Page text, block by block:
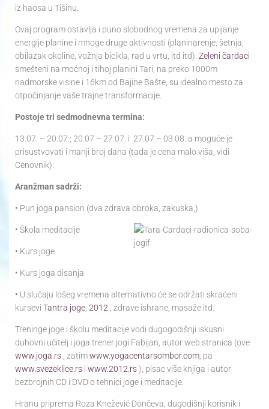
iz haosa u Tišinu.
Ovaj program ostavlja i puno slobodnog vremena za upijanje
energije planine i mnoge druge aktivnosti (planinarenje, šetnja,
obilazak okoline, vožnja bicikla, rad u vrtu, itd itd). Zeleni čardaci
smešteni na moćnoj i tihoj planini Tari, na preko 1000m
nadmorske visine i 16km od Bajine Bašte, su idealno mesto za
otpočinjanje vaše trajne transformacije.
Postoje tri sedmodnevna termina:
13.07. – 20.07.; 20.07 – 27.07. i 27.07 – 03.08. a moguće je
prisustvovati i manji broj dana (tada je cena malo viša, vidi
Cenovnik).
Aranžman sadrži:
• Pun joga pansion (dva zdrava obroka, zakuska,)
• Škola meditacije
• Kurs joge
• Kurs joga disanja
• U slučaju lošeg vremena alternativno će se održati skraćeni
kursevi Tantra joge 2012. , zdrave ishrane, masaže itd.
Treninge joge i školu meditacije vodi dugogodišnji iskusni
duhovni učitelj i joga trener jogi Fabijan, autor web stranica (ove
www.joga.rs , zatimwww.yogacentarsombor.com , pa
www.svezeklice.rs i www.2012.rs), pisac više knjiga i autor
bezbrojnih CD i DVD o tehnici joge i meditacije.
Hranu priprema Roza Knežević Dončeva, dugodišnji korisnik i